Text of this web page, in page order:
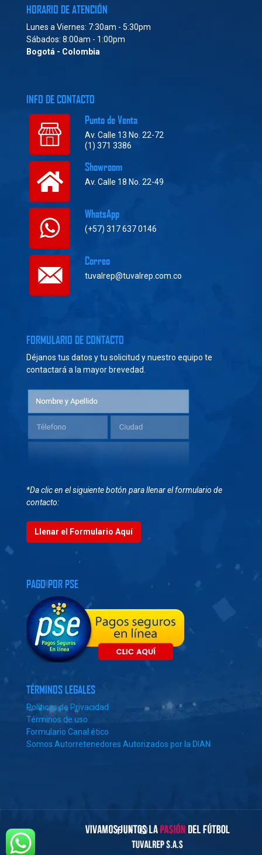
HORARIO DE ATENCIÓN
Lunes a Viernes: 7:30am - 5:30pm
Sábados: 8:00am - 1:00pm
Bogotá - Colombia
INFO DE CONTACTO
Punto de Venta
Av. Calle 13 No. 22-72
(1) 371 3386
Showroom
Av. Calle 18 No. 22-49
WhatsApp
(+57) 317 637 0146
Correo
tuvalrep@tuvalrep.com.co
FORMULARIO DE CONTACTO
Déjanos tus datos y tu solicitud y nuestro equipo te
contactará a la mayor brevedad.
*Da clic en el siguiente botón para llenar el formulario de
contacto:
Llenar el Formulario Aquí
PAGO POR PSE
TÉRMINOS LEGALES
Políticas de Privacidad
Términos de uso
Formulario Canal ético
Somos Autorretenedores Autorizados por la DIAN